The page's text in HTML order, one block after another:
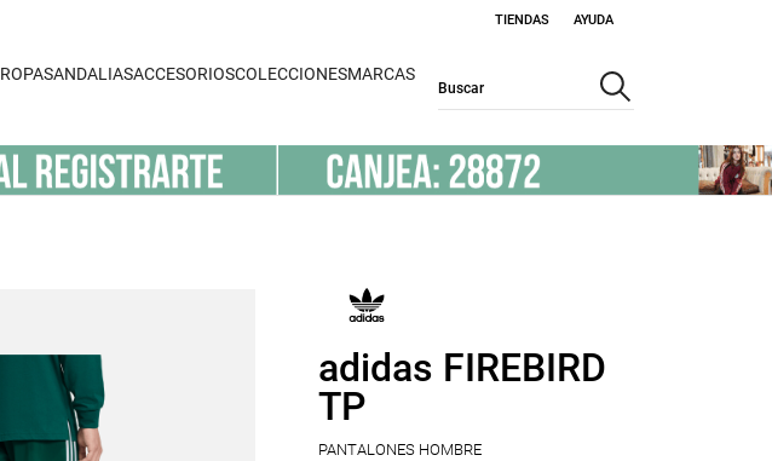
TIENDAS AYUDA
ROPASANDALIASACCESORIOSCOLECCIONESMARCAS
adidas FIREBIRD
TP
PANTALONES HOMBRE